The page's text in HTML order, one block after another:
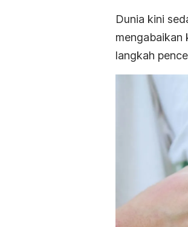
Dunia kini
mengabaikan
langkah